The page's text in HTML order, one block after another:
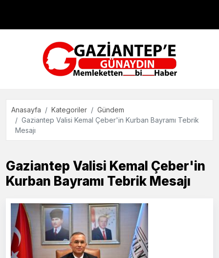
Teknoloji
Anasayfa Kategoriler
Gündem
Gaziantep Valisi Kemal Çeber'in Kurban Bayramı Tebrik
Mesajı
Gaziantep Valisi Kemal Çeber'in
Kurban Bayramı Tebrik Mesajı